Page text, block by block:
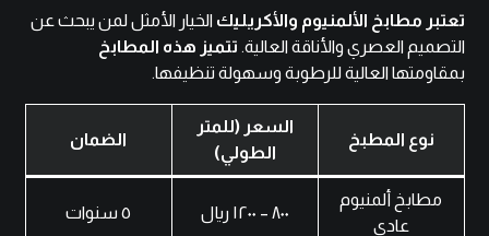
تعتبر مطابخ الألمنيوم والأكريليك الخيار الأمثل لمن يبحث عن
التصميم العصري والأناقة العالية. تتميز هذه المطابخ
بمقاومتها العالية للرطوبة وسهولة تنظيفها.
نوع المطبخ
السعر (للمتر
الطولي)
الضمان
مطابخ ألمنيوم
عادي
٨٠٠ – ١٢٠٠ ريال ٥ سنوات